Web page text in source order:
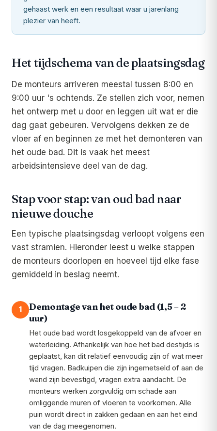
gehaast werk en een resultaat waar u jarenlang
plezier van heeft.
Het tijdschema van de plaatsingsdag
De monteurs arriveren meestal tussen 8:00 en
9:00 uur 's ochtends. Ze stellen zich voor, nemen
het ontwerp met u door en leggen uit wat er die
dag gaat gebeuren. Vervolgens dekken ze de
vloer af en beginnen ze met het demonteren van
het oude bad. Dit is vaak het meest
arbeidsintensieve deel van de dag.
Stap voor stap: van oud bad naar
nieuwe douche
Een typische plaatsingsdag verloopt volgens een
vast stramien. Hieronder leest u welke stappen
de monteurs doorlopen en hoeveel tijd elke fase
gemiddeld in beslag neemt.
1
Demontage van het oude bad (1,5 – 2
uur)
Het oude bad wordt losgekoppeld van de afvoer en
waterleiding. Afhankelijk van hoe het bad destijds is
geplaatst, kan dit relatief eenvoudig zijn of wat meer
tijd vragen. Badkuipen die zijn ingemetseld of aan de
wand zijn bevestigd, vragen extra aandacht. De
monteurs werken zorgvuldig om schade aan
omliggende muren of vloeren te voorkomen. Alle
puin wordt direct in zakken gedaan en aan het eind
van de dag meegenomen.